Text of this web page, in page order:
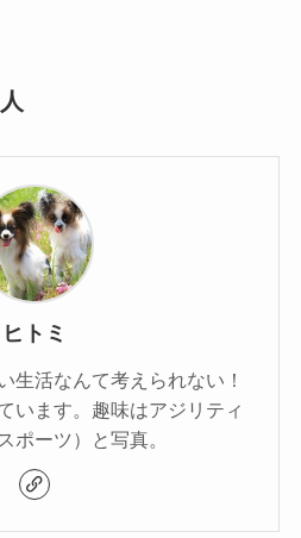
ヒトミ
生活なんて考えられない！
います。趣味はアジリティ
ポーツ）と写真。